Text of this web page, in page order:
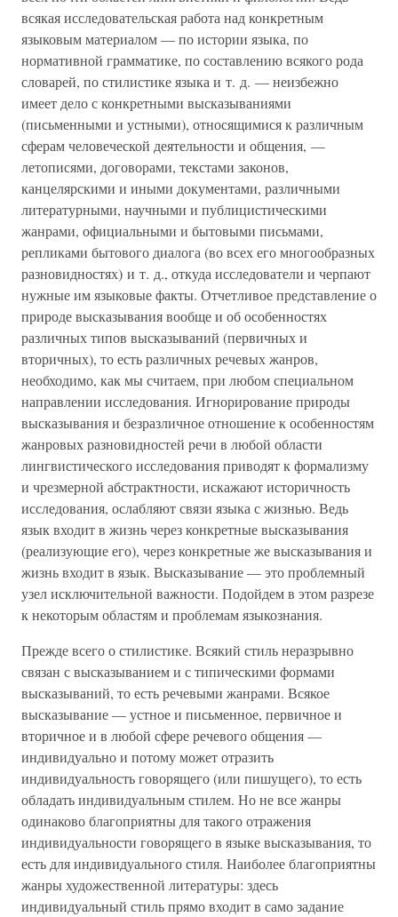
всякая исследовательская работа над конкретным
языковым материалом — по истории языка, по
нормативной грамматике, по составлению всякого рода
словарей, по стилистике языка и т. д. — неизбежно
имеет дело с конкретными высказываниями
(письменными и устными), относящимися к различным
сферам человеческой деятельности и общения, —
летописями, договорами, текстами законов,
канцелярскими и иными документами, различными
литературными, научными и публицистическими
жанрами, официальными и бытовыми письмами,
репликами бытового диалога (во всех его многообразных
разновидностях) и т. д., откуда исследователи и черпают
нужные им языковые факты. Отчетливое представление о
природе высказывания вообще и об особенностях
различных типов высказываний (первичных и
вторичных), то есть различных речевых жанров,
необходимо, как мы считаем, при любом специальном
направлении исследования. Игнорирование природы
высказывания и безразличное отношение к особенностям
жанровых разновидностей речи в любой области
лингвистического исследования приводят к формализму
и чрезмерной абстрактности, искажают историчность
исследования, ослабляют связи языка с жизнью. Ведь
язык входит в жизнь через конкретные высказывания
(реализующие его), через конкретные же высказывания и
жизнь входит в язык. Высказывание — это проблемный
узел исключительной важности. Подойдем в этом разрезе
к некоторым областям и проблемам языкознания.
Прежде всего о стилистике. Всякий стиль неразрывно
связан с высказыванием и с типическими формами
высказываний, то есть речевыми жанрами. Всякое
высказывание — устное и письменное, первичное и
вторичное и в любой сфере речевого общения —
индивидуально и потому может отразить
индивидуальность говорящего (или пишущего), то есть
обладать индивидуальным стилем. Но не все жанры
одинаково благоприятны для такого отражения
индивидуальности говорящего в языке высказывания, то
есть для индивидуального стиля. Наиболее благоприятны
жанры художественной литературы: здесь
индивидуальный стиль прямо входит в само задание